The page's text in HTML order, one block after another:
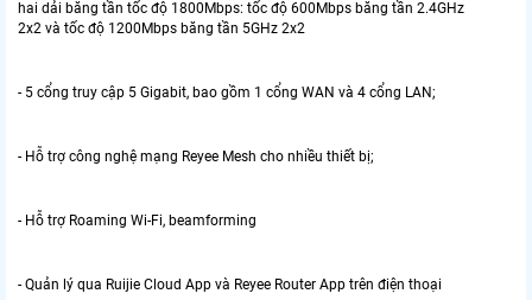
hai dải băng tần tốc độ 1800Mbps: tốc độ 600Mbps băng tần 2.4GHz
2x2 và tốc độ 1200Mbps băng tần 5GHz 2x2
- 5 cổng truy cập 5 Gigabit, bao gồm 1 cổng WAN và 4 cổng LAN;
- Hỗ trợ công nghệ mạng Reyee Mesh cho nhiều thiết bị;
- Hỗ trợ Roaming Wi-Fi, beamforming
- Quản lý qua Ruijie Cloud App và Reyee Router App trên điện thoại